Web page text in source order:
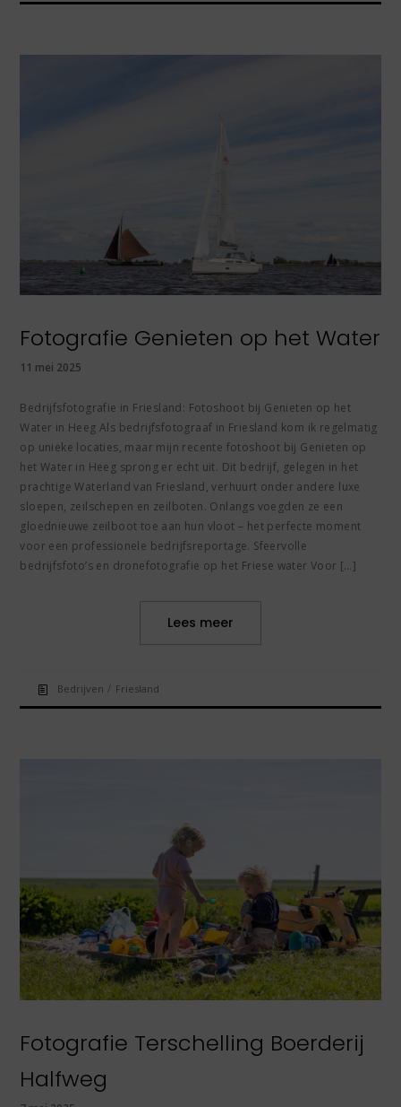
Fotografie Genieten op het Water
11 mei 2025
Bedrijfsfotografie in Friesland: Fotoshoot bij Genieten op het
Water in Heeg Als bedrijfsfotograaf in Friesland kom ik regelmatig
op unieke locaties, maar mijn recente fotoshoot bij Genieten op
het Water in Heeg sprong er echt uit. Dit bedrijf, gelegen in het
prachtige Waterland van Friesland, verhuurt onder andere luxe
sloepen, zeilschepen en zeilboten. Onlangs voegden ze een
gloednieuwe zeilboot toe aan hun vloot – het perfecte moment
voor een professionele bedrijfsreportage. Sfeervolle
bedrijfsfoto’s en dronefotografie op het Friese water Voor […]
Lees meer
Bedrijven / Friesland
Fotografie Terschelling Boerderij
Halfweg